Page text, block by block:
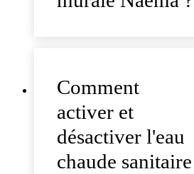
Comment
activer et
désactiver l'eau
chaude sanitaire